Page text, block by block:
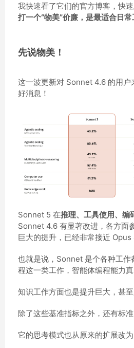
我快速看了它们的官方博客，快速
打一个“物美”价廉，是最适合日常
先说物美！
这一波更新对 Sonnet 4.6 的用户
好消息！
Sonnet 5 在推理、工具使用、编
Sonnet 4.6 有显著改进，各方面
巨大的提升，已经非常接近 Opus
也就是说，Sonnet 是个各种工作
程这一类工作，智能体编程能力
知识工作方面也是提升巨大，甚
除了这些基准指标之外，还有标
它的思考模式也从原来的扩展改为